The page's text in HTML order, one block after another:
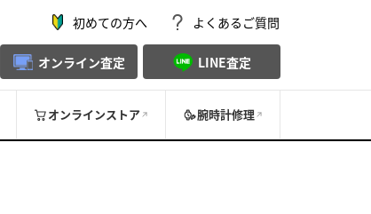
初めての方へ よくあるご質問
オンライン査定 LINE査定
オンラインストア 腕時計修理